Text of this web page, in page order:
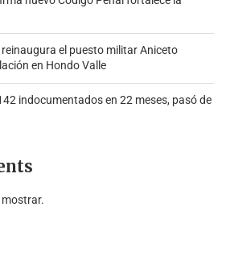
el puesto militar Aniceto
en Hondo Valle
indocumentados en 22 meses, pasó de